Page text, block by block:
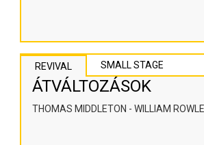
REVIVAL SMALL STAGE
ÁTVÁLTOZÁSOK
THOMAS MIDDLETON - WILLIAM